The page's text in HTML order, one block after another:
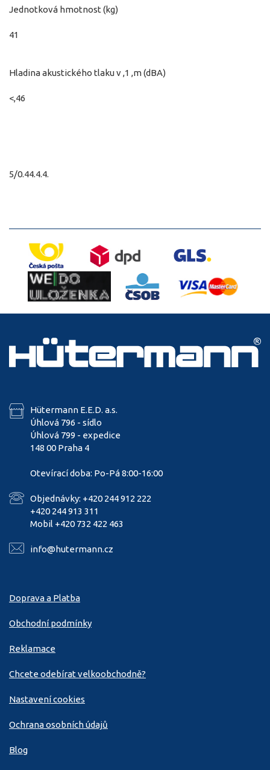
Jednotková hmotnost (kg)
41
Hladina akustického tlaku v ,1 ,m (dBA)
<,46
5/0.44.4.4.
Hütermann E.E.D. a.s.
Úhlová 796 - sídlo
Úhlová 799 - expedice
148 00 Praha 4
Otevírací doba: Po-Pá 8:00-16:00
Objednávky: +420 244 912 222
+420 244 913 311
Mobil +420 732 422 463
info@hutermann.cz
Doprava a Platba
Obchodní podmínky
Reklamace
Chcete odebírat velkoobchodně?
Nastavení cookies
Ochrana osobních údajů
Blog